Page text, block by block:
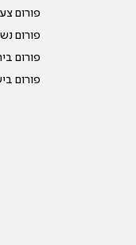
פורום
פורום
פורום
פורום